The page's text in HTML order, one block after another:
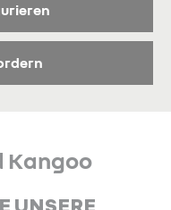
Kangoo
UNSERE